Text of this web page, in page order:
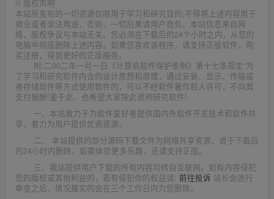
© 版权声明
本站所发布的一切资源仅限用于学习和研究目的;不得将上述内容用于
商业或者非法用途，否则，一切后果请用户自负。本站信息来自网
络，版权争议与本站无关。您必须在下载后的24个小时之内，从您的
电脑中彻底删除上述内容。如果您喜欢该程序，请支持正版软件，购
买注册，得到更好的正版服务。
附:二00二年一月一日《计算机软件保护条例》第十七条规定:为
了学习和研究软件内含的设计思想和原理，通过安装、显示、传输或
者存储软件等方式使用软件的，可以不经软件著作权人许可，不向其
支付报酬!鉴于此，也希望大家按此说明研究软件!
一、本站致力于为软件爱好者提供国内外软件开发技术和软件共
享，着力为用户提供优资资源。
二、 本站提供的部分源码下载文件为网络共享资源，请于下载后
的24小时内删除。如需体验更多乐趣，还请支持正版。
三、我站提供用户下载的所有内容均转自互联网。如有内容侵犯
您的版权或其他利益的，若有侵犯你的权益请: 前往投诉 站长会进行
审查之后，情况属实的会在三个工作日内为您删除。